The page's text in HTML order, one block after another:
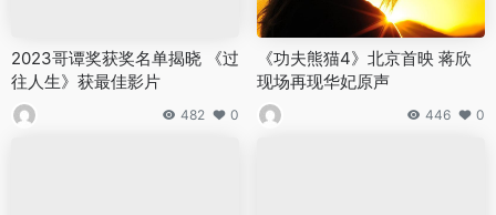
2023哥谭奖获奖名单揭晓 《过
往人生》获最佳影片
482 0
《功夫熊猫4》北京首映 蒋欣
现场再现华妃原声
446 0